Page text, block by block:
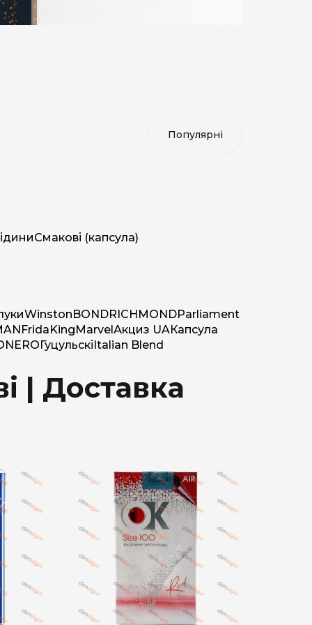
Смакові (капсула)
WinstonBONDRICHMONDParliament
FridaKingMarvelАкциз UAКапсула
NEROГуцульскіItalian Blend
| Доставка